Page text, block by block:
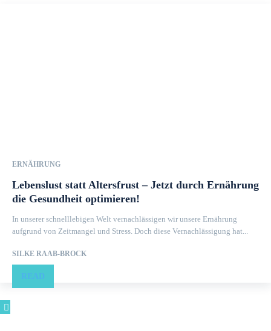
ERNÄHRUNG
Lebenslust statt Altersfrust – Jetzt durch Ernährung
die Gesundheit optimieren!
In unserer schnelllebigen Welt vernachlässigen wir unsere Ernährung
aufgrund von Zeitmangel und Stress. Doch diese Vernachlässigung hat...
SILKE RAAB-BROCK
READ